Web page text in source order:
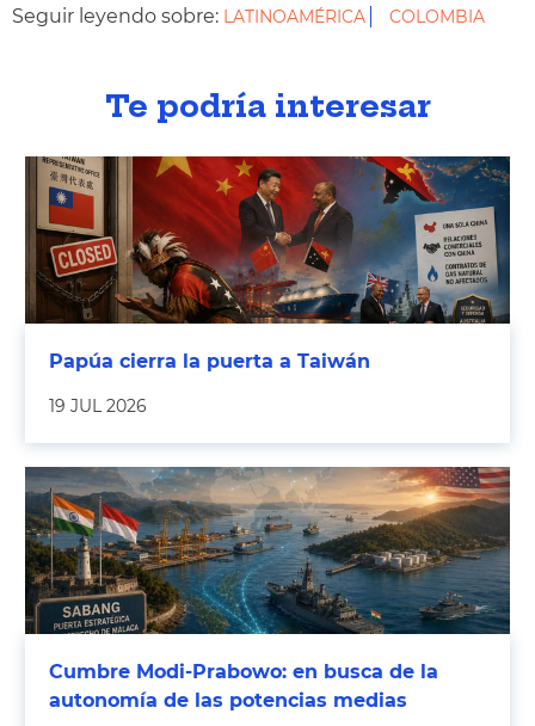
Seguir leyendo sobre: LATINOAMÉRICA COLOMBIA
Te podría interesar
Papúa cierra la puerta a Taiwán
19 JUL 2026
Cumbre Modi-Prabowo: en busca de la
autonomía de las potencias medias